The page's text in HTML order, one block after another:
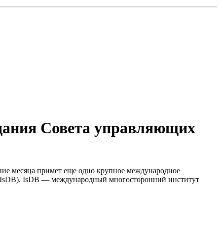
Совета управляющих
месяца примет еще одно крупное международное
IsDB — международный многосторонний институт